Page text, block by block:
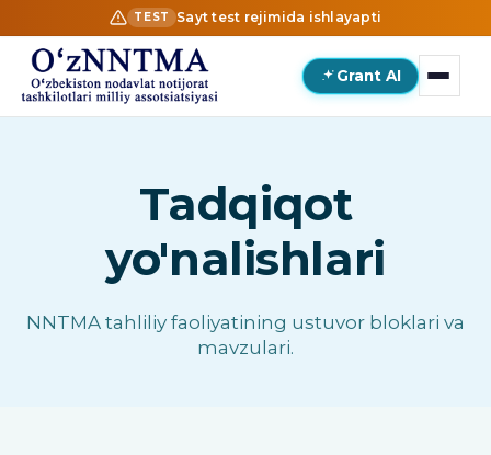
TEST Sayt test rejimida ishlayapti
Grant AI
Tadqiqot
yo'nalishlari
NNTMA tahliliy faoliyatining ustuvor bloklari va
mavzulari.